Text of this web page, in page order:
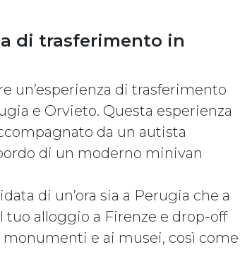
di trasferimento in
un’esperienza di trasferimento
e Orvieto. Questa esperienza
da un autista
di un moderno minivan
di un’ora sia a Perugia che a
alloggio a Firenze e drop-off
monumenti e ai musei, così come